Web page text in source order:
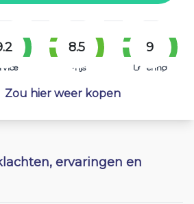
8.5
Prijs
9
Levering
Zou hier weer kopen
ervaringen en